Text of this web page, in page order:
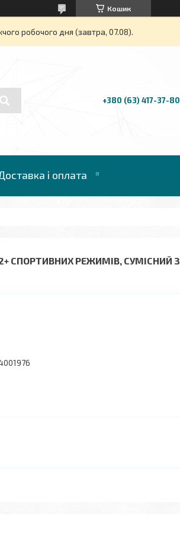
Кошик
робочого дня (завтра, 07.08).
+380 (63) 417-37-80
і оплата
СПОРТИВНИХ РЕЖИМІВ, СУМІСНИЙ З